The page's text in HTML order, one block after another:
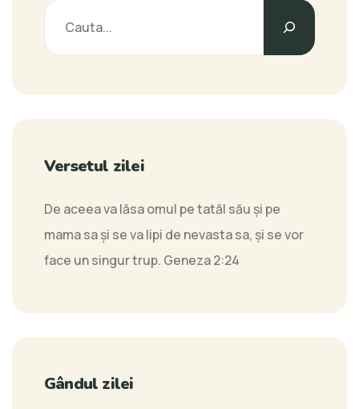
Caută
Versetul zilei
De aceea va lăsa omul pe tatăl său şi pe
mama sa şi se va lipi de nevasta sa, şi se vor
face un singur trup. Geneza 2:24
Gândul zilei